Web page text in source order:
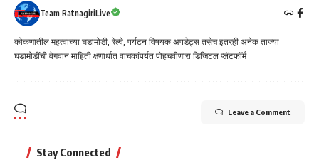
Team RatnagiriLive
कोकणातील महत्वाच्या घडामोडी, रेल्वे, पर्यटन विषयक अपडेट्स तसेच इतरही अनेक ताज्या
घडामोडींची वेगवान माहिती क्षणार्धात वाचकांपर्यत पोहचवीणारा डिजिटल प्लॅटफॉर्म
Leave a Comment
Stay Connected